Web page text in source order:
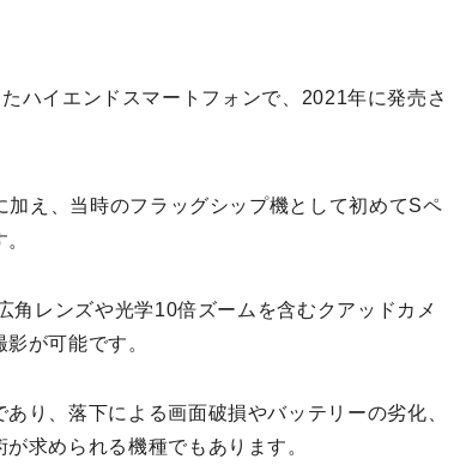
ハイエンドスマートフォンで、2021年に発売さ
加え、当時のフラッグシップ機として初めてSペ
角レンズや光学10倍ズームを含むクアッドカメ
が可能です。
り、落下による画面破損やバッテリーの劣化、
求められる機種でもあります。